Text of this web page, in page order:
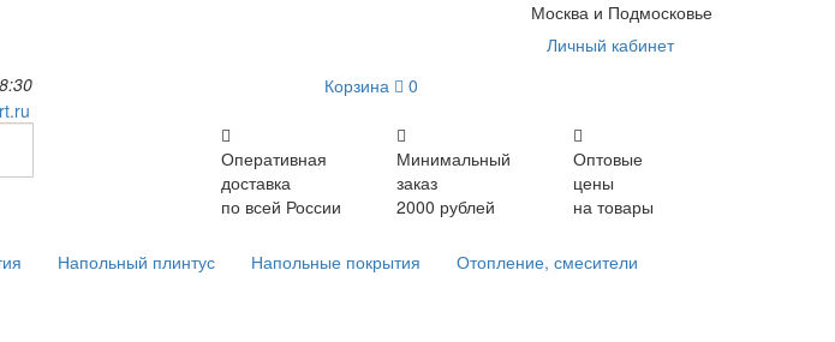
Москва и Подмосковье
Личный кабинет
Корзина 0
Оперативная
доставка
по всей России
Минимальный
заказ
2000 рублей
Оптовые
цены
на товары
Напольный плинтус Напольные покрытия Отопление, смесители